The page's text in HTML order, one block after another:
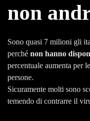
non
Sono quasi 7 milioni gli
perché non hanno
percentuale aumenta per
persone.
Sicuramente molti sono
temendo di contrarre il